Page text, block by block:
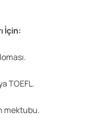
İçin:
TOEFL.
mektubu.